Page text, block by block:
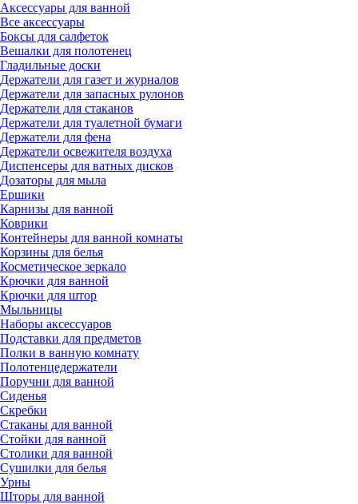
Аксессуары для ванной
Все аксессуары
Боксы для салфеток
Вешалки для полотенец
Гладильные доски
Держатели для газет и журналов
Держатели для запасных рулонов
Держатели для стаканов
Держатели для туалетной бумаги
Держатели для фена
Держатели освежителя воздуха
Диспенсеры для ватных дисков
Дозаторы для мыла
Ершики
Карнизы для ванной
Коврики
Контейнеры для ванной комнаты
Корзины для белья
Косметическое зеркало
Крючки для ванной
Крючки для штор
Мыльницы
Наборы аксессуаров
Подставки для предметов
Полки в ванную комнату
Полотенцедержатели
Поручни для ванной
Сиденья
Скребки
Стаканы для ванной
Стойки для ванной
Столики для ванной
Сушилки для белья
Урны
Шторы для ванной